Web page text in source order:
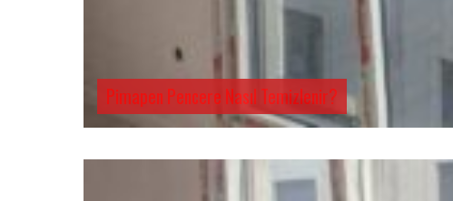
Pimapen Pencere Nasıl Temizlenir?